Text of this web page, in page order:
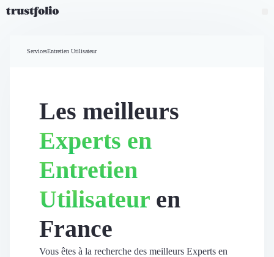
Widgets d'avis
Partage d’avis multicanal
Vidéo de témoignage
Parrainage
Intent data
Révéler le réseau
Vitrine & média
Suivi du ROI
Voir tous nos avis clients
ServicesEntretien Utilisateur
Les meilleurs
Experts en
Entretien
Utilisateur en
France
Vous êtes à la recherche des meilleurs Experts en